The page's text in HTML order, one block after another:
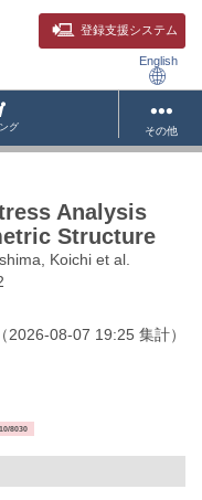
登録支援システム
English
グ その他
Analysis
Structure
Koichi et al.
（2026-08-07 19:25 集計）
8030